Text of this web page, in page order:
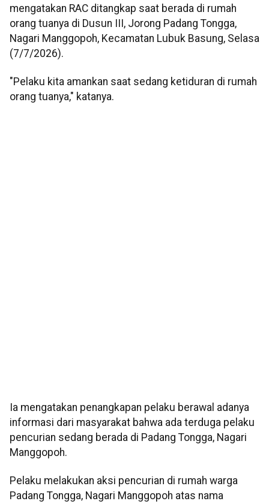
mengatakan RAC ditangkap saat berada di rumah
orang tuanya di Dusun III, Jorong Padang Tongga,
Nagari Manggopoh, Kecamatan Lubuk Basung, Selasa
(7/7/2026).
"Pelaku kita amankan saat sedang ketiduran di rumah
orang tuanya," katanya.
Ia mengatakan penangkapan pelaku berawal adanya
informasi dari masyarakat bahwa ada terduga pelaku
pencurian sedang berada di Padang Tongga, Nagari
Manggopoh.
Pelaku melakukan aksi pencurian di rumah warga
Padang Tongga, Nagari Manggopoh atas nama